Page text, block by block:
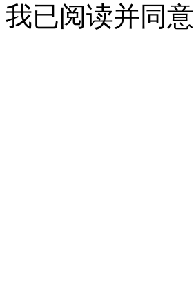
我已阅读并同意